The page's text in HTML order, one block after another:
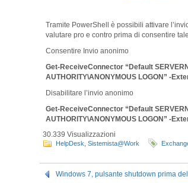
Tramite PowerShell è possibili attivare
valutare pro e contro prima di consentire
Consentire Invio anonimo
Get-ReceiveConnector “Default
AUTHORITY\ANONYMOUS LOGON” -
Disabilitare l’invio anonimo
Get-ReceiveConnector “Default
AUTHORITY\ANONYMOUS LOGON” -
30.339 Visualizzazioni
HelpDesk Sistemista@Work
Windows 7, pulsante shutdown prima